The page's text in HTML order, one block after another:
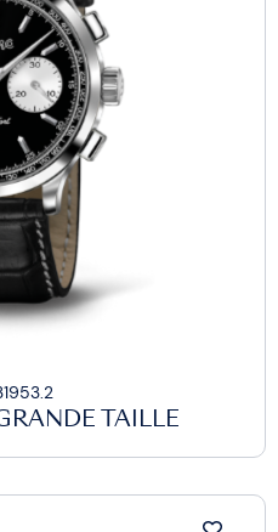
TAILLE